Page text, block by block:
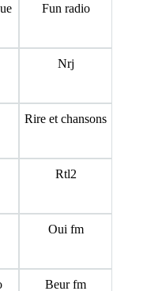
Fun radio
Nrj
Rire et chansons
Rtl2
Oui fm
Beur fm